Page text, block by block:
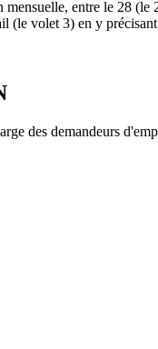
mensuelle, entre le 28
(le volet 3) en y
des demandeurs